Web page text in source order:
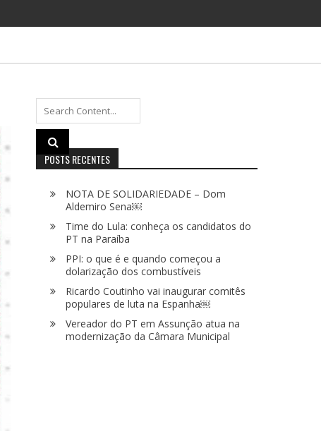
Search
for:
POSTS RECENTES
NOTA DE SOLIDARIEDADE – Dom
Aldemiro Sena￼
Time do Lula: conheça os candidatos do
PT na Paraíba
PPI: o que é e quando começou a
dolarização dos combustíveis
Ricardo Coutinho vai inaugurar comitês
populares de luta na Espanha￼
Vereador do PT em Assunção atua na
modernização da Câmara Municipal